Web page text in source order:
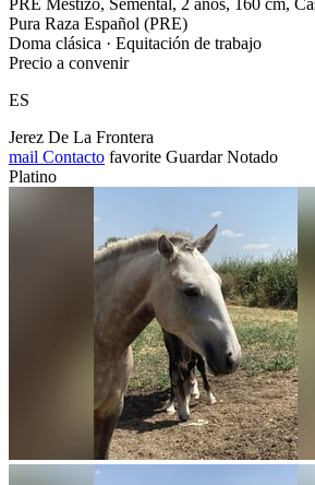
Pura Raza Español (PRE)
Doma clásica · Equitación de trabajo
Precio a convenir
ES
Jerez De La Frontera
mail Contacto favorite Guardar Notado
Platino